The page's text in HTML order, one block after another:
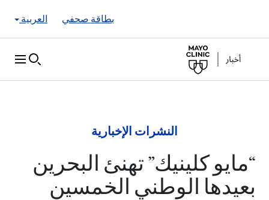
العربية
بطاقة صحفي
النشرات الإخبارية
“مايو كلينيك” تهنئ البحرين
بعيدها الوطني الخمسين